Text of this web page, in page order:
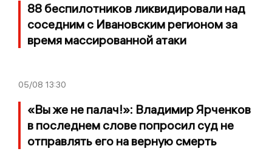
88 беспилотников ликвидировали над
соседним с Ивановским регионом за
время массированной атаки
05/08 13:30
«Вы же не палач!»: Владимир Ярченков
в последнем слове попросил суд не
отправлять его на верную смерть